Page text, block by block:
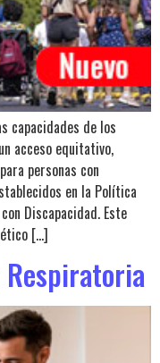
capacidades de los
acceso equitativo,
personas con
en la Política
Discapacidad. Este
[…]